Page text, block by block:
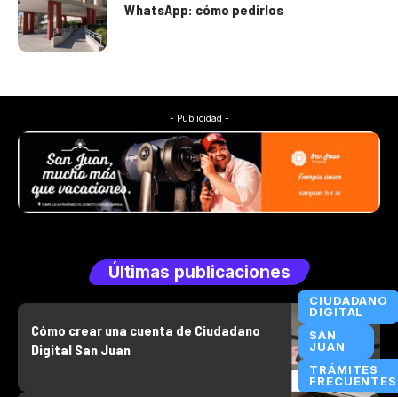
WhatsApp: cómo pedirlos
- Publicidad -
Últimas publicaciones
CIUDADANO
DIGITAL
SAN
JUAN
TRÁMITES
FRECUENTES
Cómo crear una cuenta de Ciudadano
Digital San Juan